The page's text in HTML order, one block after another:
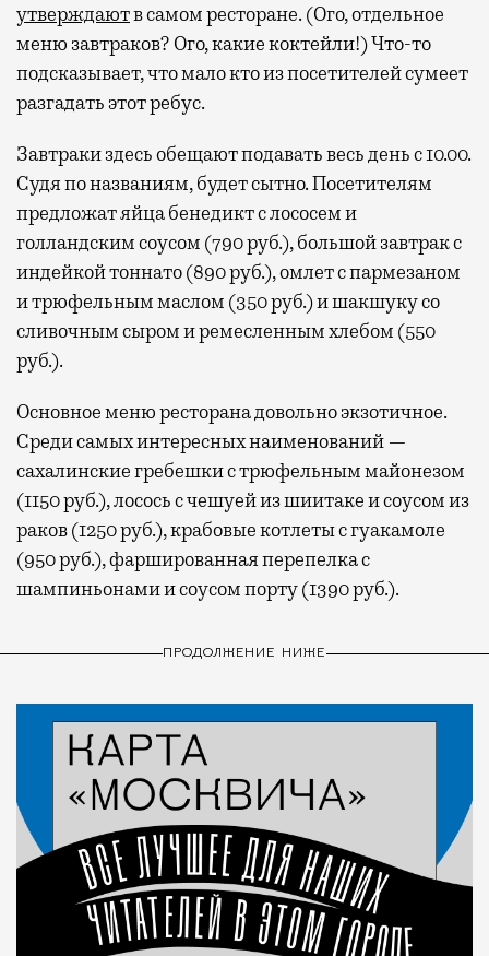
утверждаютв самом ресторане. (Ого, отдельное
меню завтраков? Ого, какие коктейли!) Что-то
подсказывает, что мало кто из посетителей сумеет
разгадать этот ребус.
Завтраки здесь обещают подавать весь день с 10.00.
Судя по названиям, будет сытно. Посетителям
предложат яйца бенедикт с лососем и
голландским соусом (790 руб.), большой завтрак с
индейкой тоннато (890 руб.), омлет с пармезаном
и трюфельным маслом (350 руб.) и шакшуку со
сливочным сыром и ремесленным хлебом (550
руб.).
Основное меню ресторана довольно экзотичное.
Среди самых интересных наименований —
сахалинские гребешки с трюфельным майонезом
(1150 руб.), лосось с чешуей из шиитаке и соусом из
раков (1250 руб.), крабовые котлеты с гуакамоле
(950 руб.), фаршированная перепелка с
шампиньонами и соусом порту (1390 руб.).
ПРОДОЛЖЕНИЕ НИЖЕ